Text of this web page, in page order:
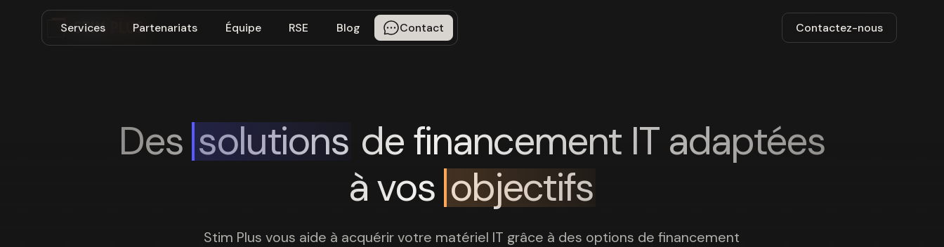
Services Partenariats Équipe RSE Blog Contact Contactez-nous
Des solutions de financement IT adaptées
à vos objectifs
Stim Plus vous aide à acquérir votre matériel IT grâce à des options de financement